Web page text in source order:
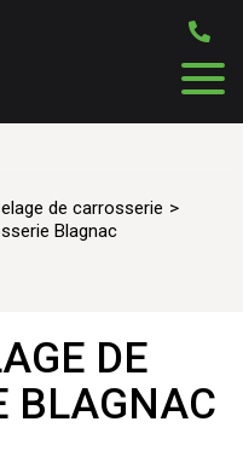
de carrosserie
Blagnac
DE
BLAGNAC